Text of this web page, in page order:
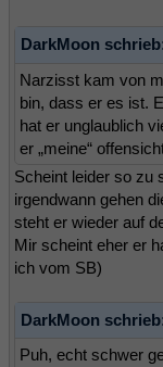
DarkMoon
Narzisst kam von
bin, dass er es ist.
hat er unglaublich
er „meine“
Scheint leider so zu
irgendwann gehen
steht er wieder auf
Mir scheint eher er
ich vom SB)
DarkMoon
Puh, echt schwer